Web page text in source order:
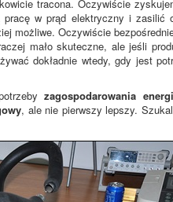
tracona. Oczywiście
w prąd elektryczny i zasilić
możliwe. Oczywiście
mało skuteczne, ale jeśli
dokładnie wtedy, gdy jest
zagospodarowania
, ale nie pierwszy lepszy.